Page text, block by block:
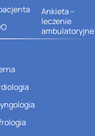
Ankieta –
leczenie
ambulatoryjne